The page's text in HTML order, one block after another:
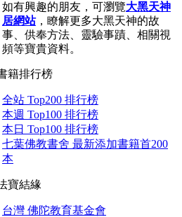
如有興趣的朋友，可瀏覽大黑天神
居網站，瞭解更多大黑天神的故
事、供奉方法、靈驗事蹟、相關視
頻等寶貴資料。
籍排行榜
全站 Top200 排行榜
本週 Top100 排行榜
本日 Top100 排行榜
七葉佛教書舍 最新添加書籍首200
本
寶結緣
台灣 佛陀教育基金會